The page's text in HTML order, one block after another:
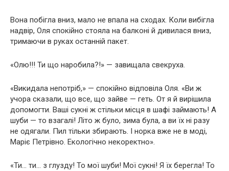
Вона побігла вниз, мало не впала на сходах. Коли вибігла
надвір, Оля спокійно стояла на балконі й дивилася вниз,
тримаючи в руках останній пакет.
«Олю!!! Ти що наробила?!» — завищала свекруха.
«Викидала непотріб,» — спокійно відповіла Оля. «Ви ж
учора сказали, що все, що зайве — геть. От я й вирішила
допомогти. Ваші сукні ж стільки місця в шафі займають! А
шуби — то взагалі! Літо ж було, зима була, а ви їх ні разу
не одягали. Пил тільки збирають. І норка вже не в моді,
Маріє Петрівно. Екологічно некоректно».
«Ти… ти… з глузду! То мої шуби! Мої сукні! Я їх берегла! То